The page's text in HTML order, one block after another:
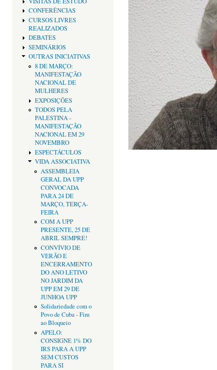
CONFERÊNCIAS
CURSOS LIVRES
REALIZADOS
DEBATES
SEMINÁRIOS
OUTRAS INICIATIVAS
8 DE MARÇO:
MANIFESTAÇÃO
NACIONAL DE
MULHERES
EXPOSIÇÕES
TODOS PELA
PALESTINA -
MANIFESTAÇÃO
NACIONAL EM 29
NOVEMBRO
ESPECTÁCULOS
VIDA ASSOCIATIVA
ASSEMBLEIA
GERAL DA UPP
CONVOCADA
PARA 24 DE
MARÇO, TERÇA-
FEIRA
COM A UPP
PRESENTE, 25 DE
ABRIL SEMPRE!
CONVÍVIO DE
VERÃO E
ENCERRAMENTO
DO ANO LETIVO
NO JARDIM DA
UPP EM 29 DE
JUNHOA UPP
Solidariedade com o
Povo de Cuba - Fim
ao Bloqueio
APELO:
CONSIGNE 1% DO
IRS PARA A UPP
SEM CUSTOS
PARA SI